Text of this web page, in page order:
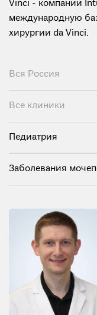
Vinci - компании
международную
хирургии da Vinci.
Вся Россия
Все клиники
Педиатрия
Заболевания